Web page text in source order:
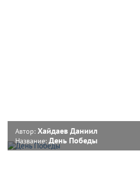
Автор: Хайдаев Даниил
Название: День Победы